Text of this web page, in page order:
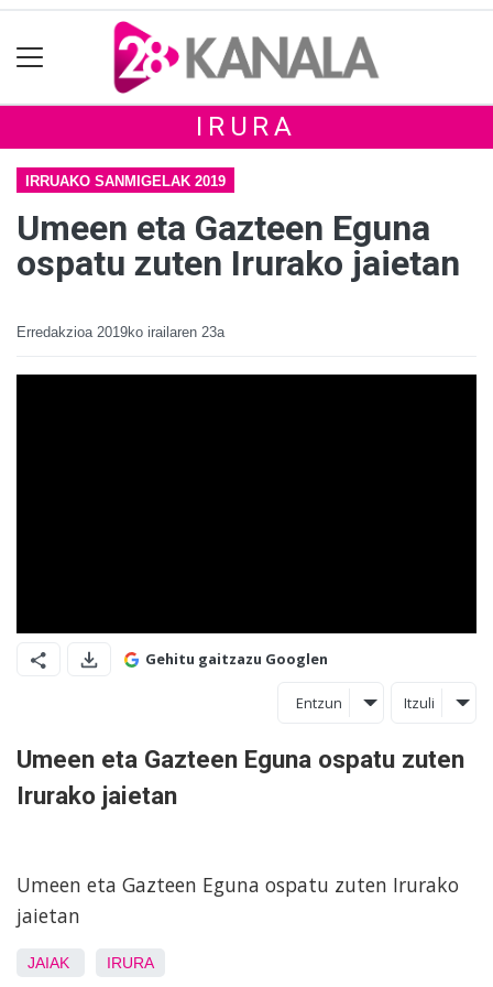
IRURA
IRRUAKO SANMIGELAK 2019
Umeen eta Gazteen Eguna
ospatu zuten Irurako jaietan
Erredakzioa 2019ko irailaren 23a
Gehitu gaitzazu Googlen
Entzun Itzuli
Umeen eta Gazteen Eguna ospatu zuten
Irurako jaietan
Umeen eta Gazteen Eguna ospatu zuten Irurako
jaietan
JAIAK IRURA